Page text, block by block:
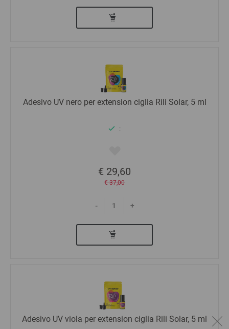
Adesivo UV nero per extension ciglia Rili Solar, 5 ml
:
€ 29,60
€ 37,00
- +
Adesivo UV viola per extension ciglia Rili Solar, 5 ml